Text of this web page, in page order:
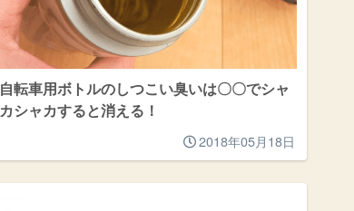
自転車用ボトルのしつこい臭いは〇〇でシャ
カシャカすると消える！
2018年05月18日